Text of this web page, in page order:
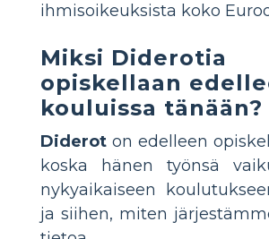
ihmisoikeuksista koko
Miksi Diderotia
opiskellaan
kouluissa tänään?
Diderot on edelleen
koska hänen työnsä
nykyaikaiseen
ja siihen, miten